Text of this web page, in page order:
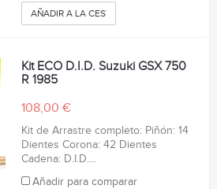
AÑADIR A LA CESTA
Kit ECO D.I.D. Suzuki GSX 750
R 1985
108,00 €
Kit de Arrastre completo: Piñón: 14
Dientes Corona: 42 Dientes
Cadena: D.I.D....
Añadir para comparar